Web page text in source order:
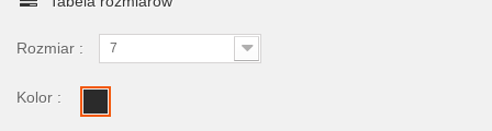
Rozmiar : 7
Kolor :